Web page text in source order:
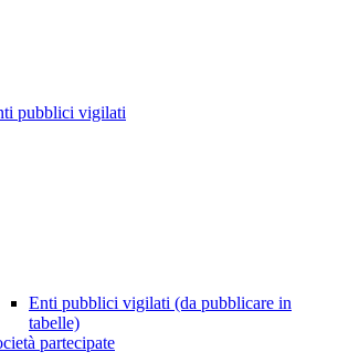
pubblici vigilati
Enti pubblici vigilati (da pubblicare in
tabelle)
partecipate